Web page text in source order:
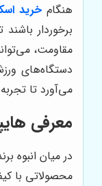
هنگام خرید
برخوردار
مقاومت،
دستگاه‌های
می‌آورد تا
معرفی
در میان انبوه
محصولاتی با